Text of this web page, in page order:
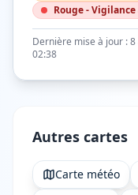
Rouge -
Dernière mise à jour :8
02:38
Autres cartes
Carte météo